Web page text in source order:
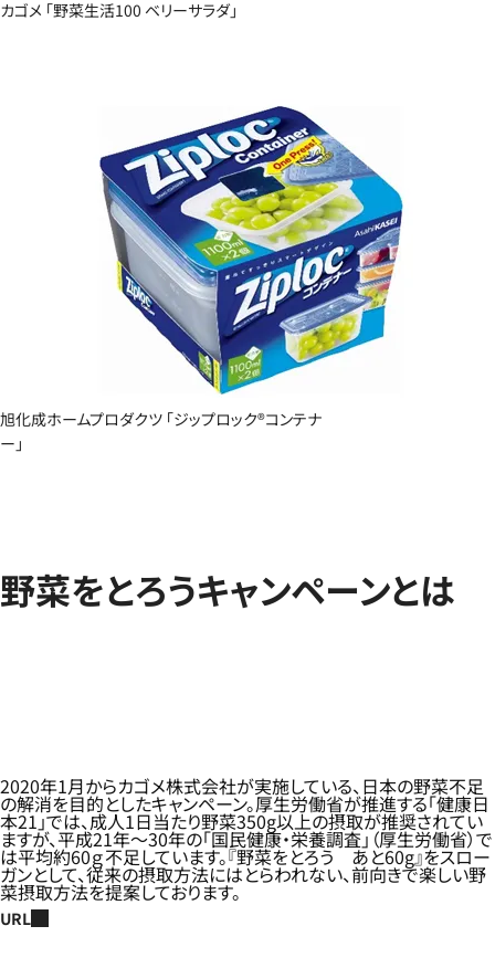
カゴメ 「野菜生活100 ベリーサラダ」
旭化成ホームプロダクツ 「ジップロック®コンテナ
ー」
野菜をとろうキャンペーンとは
2020年1月からカゴメ株式会社が実施している、日本の野菜不足
の解消を目的としたキャンペーン。厚生労働省が推進する「健康日
本21」では、成人1日当たり野菜350g以上の摂取が推奨されてい
ますが、平成21年～30年の「国民健康・栄養調査」（厚生労働省）で
は平均約60ｇ不足しています。『野菜をとろう あと60g』をスロー
ガンとして、従来の摂取方法にはとらわれない、前向きで楽しい野
菜摂取方法を提案しております。
URL